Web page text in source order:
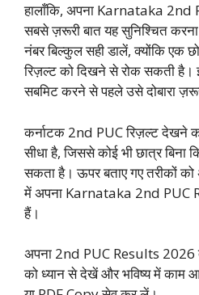
हालाँकि, अपना Karnataka
सबसे ज़रूरी बात यह सुनिश्चित
नंबर बिल्कुल सही डालें, क्योंकि एक
रिज़ल्ट को दिखने से रोक सकती है।
सबमिट करने से पहले उसे दोबारा
कर्नाटक 2nd PUC रिज़ल्ट देखने
सीधा है, जिससे कोई भी छात्र बिना
सकता है। ऊपर बताए गए तरीकों
में अपना Karnataka 2nd
हैं।
अपना 2nd PUC Results 2026
को ध्यान से देखें और भविष्य में